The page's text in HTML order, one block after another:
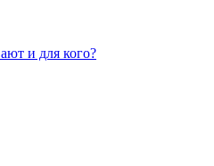
и для кого?